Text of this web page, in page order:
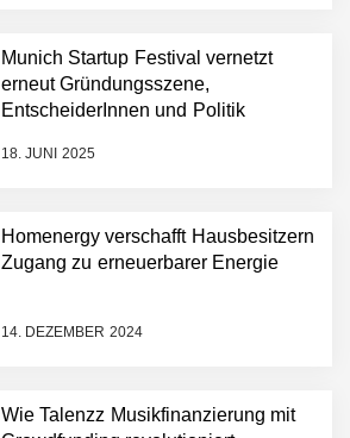
Munich Startup Festival vernetzt
erneut Gründungsszene,
EntscheiderInnen und Politik
18. JUNI 2025
Homenergy verschafft Hausbesitzern
Zugang zu erneuerbarer Energie
14. DEZEMBER 2024
Wie Talenzz Musikfinanzierung mit
beteiligt sich erneut an
Filics
Tobias Klug von nuuEnergy
vernetzt erneut